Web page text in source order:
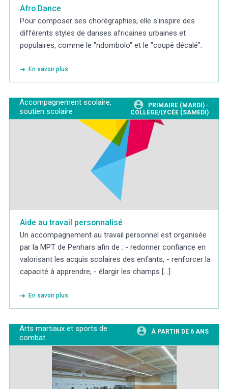
Afro Dance
Pour composer ses chorégraphies, elle s'inspire des
différents styles de danses africaines urbaines et
populaires, comme le "ndombolo" et le "coupé décalé".
En savoir plus
Accompagnement scolaire,
soutien scolaire
PRIMAIRE (MARDI) -
COLLÈGE/LYCÉE (SAMEDI)
Aide au travail personnalisé
Un accompagnement au travail personnel est organisée
par la MPT de Penhars afin de : - redonner confiance en
valorisant les acquis scolaires des enfants, - renforcer la
capacité à apprendre, - élargir les champs [...]
En savoir plus
Arts martiaux et sports de
combat
À PARTIR DE 6 ANS